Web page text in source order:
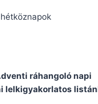
ráhangoló napi
lelkigyakorlatos